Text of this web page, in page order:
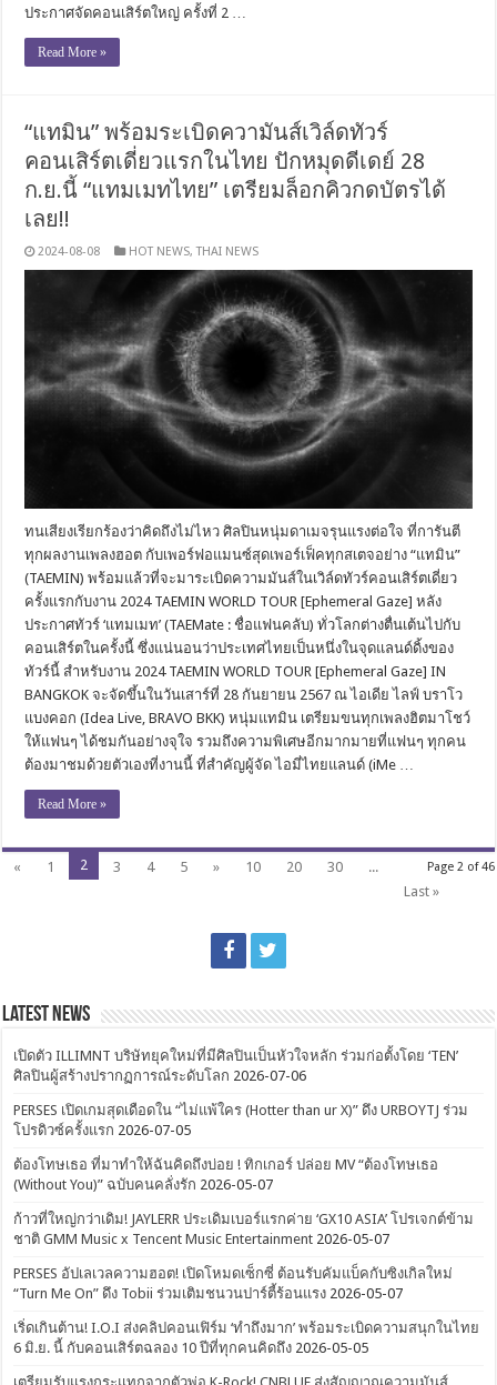
ประกาศจัดคอนเสิร์ตใหญ่ ครั้งที่ 2 …
Read More »
“แทมิน” พร้อมระเบิดความันส์เวิล์ดทัวร์
คอนเสิร์ตเดี่ยวแรกในไทย ปักหมุดดีเดย์ 28
ก.ย.นี้ “แทมเมทไทย” เตรียมล็อกคิวกดบัตรได้
เลย!!
2024-08-08 HOT NEWS,THAI NEWS
ทนเสียงเรียกร้องว่าคิดถึงไม่ไหว ศิลปินหนุ่มดาเมจรุนแรงต่อใจ ที่การันตี
ทุกผลงานเพลงฮอต กับเพอร์ฟอแมนซ์สุดเพอร์เฟ็คทุกสเตจอย่าง “แทมิน”
(TAEMIN) พร้อมแล้วที่จะมาระเบิดความมันส์ในเวิล์ดทัวร์คอนเสิร์ตเดี่ยว
ครั้งแรกกับงาน 2024 TAEMIN WORLD TOUR [Ephemeral Gaze] หลัง
ประกาศทัวร์ ‘แทมเมท’ (TAEMate : ชื่อแฟนคลับ) ทั่วโลกต่างตื่นเต้นไปกับ
คอนเสิร์ตในครั้งนี้ ซึ่งแน่นอนว่าประเทศไทยเป็นหนึ่งในจุดแลนด์ดิ้งของ
ทัวร์นี้ สำหรับงาน 2024 TAEMIN WORLD TOUR [Ephemeral Gaze] IN
BANGKOK จะจัดขึ้นในวันเสาร์ที่ 28 กันยายน 2567 ณ ไอเดีย ไลฟ์ บราโว
แบงคอก (Idea Live, BRAVO BKK) หนุ่มแทมิน เตรียมขนทุกเพลงฮิตมาโชว์
ให้แฟนๆ ได้ชมกันอย่างจุใจ รวมถึงความพิเศษอีกมากมายที่แฟนๆ ทุกคน
ต้องมาชมด้วยตัวเองที่งานนี้ ที่สำคัญผู้จัด ไอมี่ไทยแลนด์ (iMe …
Read More »
Page 2 of 46
« 1 2 3 4 5 » 10 20 30
...
Last »
Latest News
เปิดตัว ILLIMNT บริษัทยุคใหม่ที่มีศิลปินเป็นหัวใจหลัก ร่วมก่อตั้งโดย ‘TEN’
ศิลปินผู้สร้างปรากฏการณ์ระดับโลก 2026-07-06
PERSES เปิดเกมสุดเดือดใน “ไม่แพ้ใคร (Hotter than ur X)” ดึง URBOYTJ ร่วม
โปรดิวซ์ครั้งแรก 2026-07-05
ต้องโทษเธอ ที่มาทำให้ฉันคิดถึงบ่อย ! ทิกเกอร์ ปล่อย MV “ต้องโทษเธอ
(Without You)” ฉบับคนคลั่งรัก 2026-05-07
ก้าวที่ใหญ่กว่าเดิม! JAYLERR ประเดิมเบอร์แรกค่าย ‘GX10 ASIA’ โปรเจกต์ข้าม
ชาติ GMM Music x Tencent Music Entertainment 2026-05-07
PERSES อัปเลเวลความฮอต! เปิดโหมดเซ็กซี่ ต้อนรับคัมแบ็คกับซิงเกิลใหม่
“Turn Me On” ดึง Tobii ร่วมเติมชนวนปาร์ตี้ร้อนแรง 2026-05-07
เริ่ดเกินต้าน! I.O.I ส่งคลิปคอนเฟิร์ม ‘ทำถึงมาก’ พร้อมระเบิดความสนุกในไทย
6 มิ.ย. นี้ กับคอนเสิร์ตฉลอง 10 ปีที่ทุกคนคิดถึง 2026-05-05